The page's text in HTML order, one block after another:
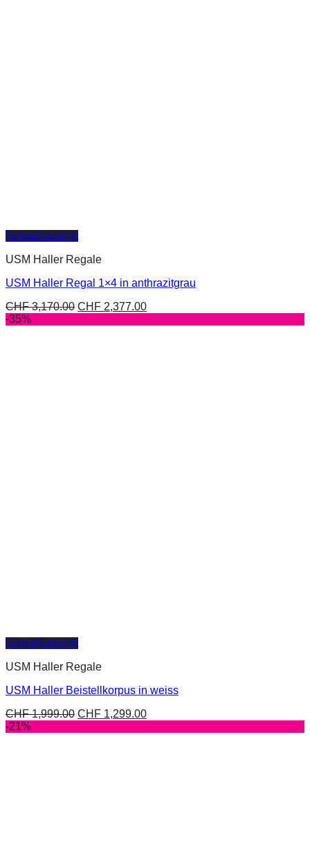
Schnellansicht
USM Haller Regale
USM Haller Regal 1×4 in anthrazitgrau
CHF3,170.00 CHF 2,377.00
-35%
Schnellansicht
USM Haller Regale
USM Haller Beistellkorpus in weiss
CHF1,999.00 CHF 1,299.00
-21%